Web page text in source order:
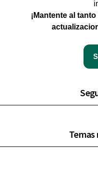
¡Mantente al
Temas